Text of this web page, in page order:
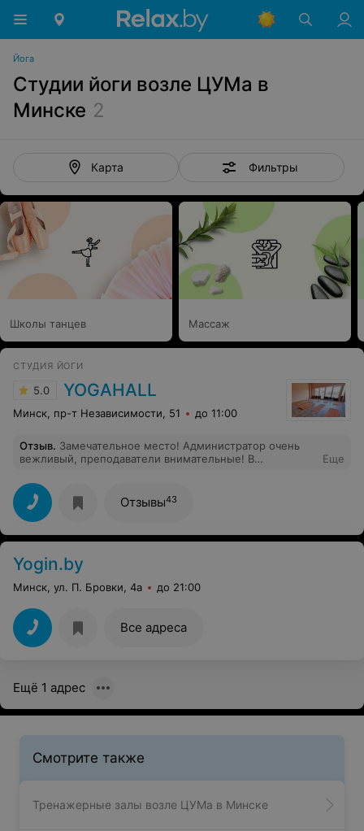
Йога
Студии йоги возле ЦУМа в
Минске 2
Карта Фильтры
Школы танцев Массаж
СТУДИЯ ЙОГИ
5.0 YOGAHALL
Минск, пр-т Независимости, 51 до 11:00
Отзыв. Замечательное место! Администратор очень
вежливый, преподаватели внимательные! В
Еще
Отзывы43
Yogin.by
Минск, ул. П. Бровки, 4а до 21:00
Все адреса
Ещё 1 адрес
Смотрите также
Тренажерные залы возле ЦУМа в Минске